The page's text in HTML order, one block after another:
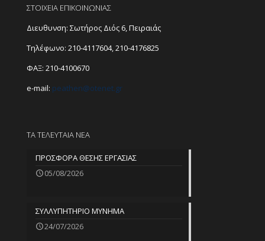
ΣΤΟΙΧΕΙΑ ΕΠΙΚΟΙΝΩΝΙΑΣ
Διευθυνση: Σωτήρος Διός 6, Πειραιάς
Τηλέφωνο: 210-4117604,210-4176825
ΦΑΞ: 210-4100670
e-mail: peathen@otenet.gr
ΤΑ ΤΕΛΕΥΤΑΙΑ ΝΕΑ
ΠΡΟΣΦΟΡΑ ΘΕΣΗΣ ΕΡΓΑΣΙΑΣ
05/08/2026
ΣΥΛΛΥΠΗΤΗΡΙΟ ΜΥΝΗΜΑ
24/07/2026